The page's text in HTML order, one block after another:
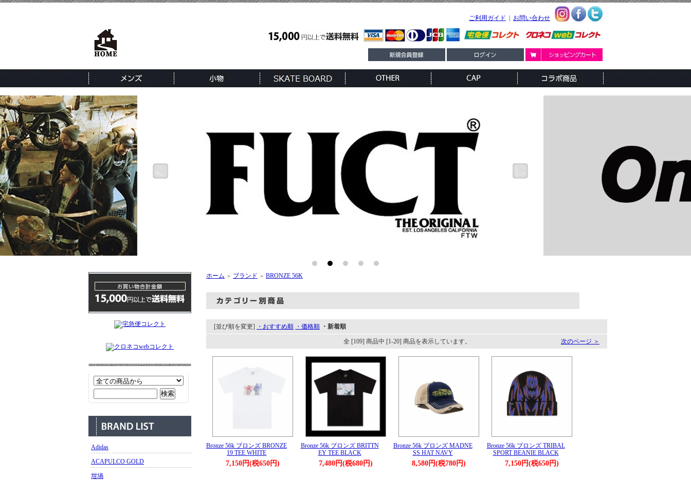
ご利用ガイド お問い合わせ
Adidas
ACAPULCO GOLD
坩堝
ホーム ＞ ブランド ＞ BRONZE 56K
[並び順を変更] ・おすすめ順 ・価格順 ・新着順
全 [109] 商品中 [1-20] 商品を表示しています。 次のページ ＞
Bronze 56k ブロンズ BRONZE
19 TEE WHITE
7,150円(税650円)
Bronze 56k ブロンズ BRITTN
EY TEE BLACK
7,480円(税680円)
Bronze 56k ブロンズ MADNE
SS HAT NAVY
8,580円(税780円)
Bronze 56k ブロンズ TRIBAL
SPORT BEANIE BLACK
7,150円(税650円)